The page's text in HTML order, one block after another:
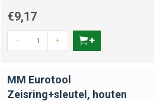
€9,17
- +
MM Eurotool
Zeisring+sleutel, houten